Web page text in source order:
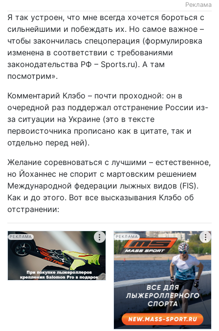
Реклама
Я так устроен, что мне всегда хочется бороться с
сильнейшими и побеждать их. Но самое важное –
чтобы закончилась спецоперация (формулировка
изменена в соответствии с требованиями
законодательства РФ – Sports.ru). А там
посмотрим».
Комментарий Клэбо – почти проходной: он в
очередной раз поддержал отстранение России из-
за ситуации на Украине (это в тексте
первоисточника прописано как в цитате, так и
отдельно перед ней).
Желание соревноваться с лучшими – естественное,
но Йоханнес не спорит с мартовским решением
Международной федерации лыжных видов (FIS).
Как и до этого. Вот все высказывания Клэбо об
отстранении:
РЕКЛАМА РЕКЛАМА